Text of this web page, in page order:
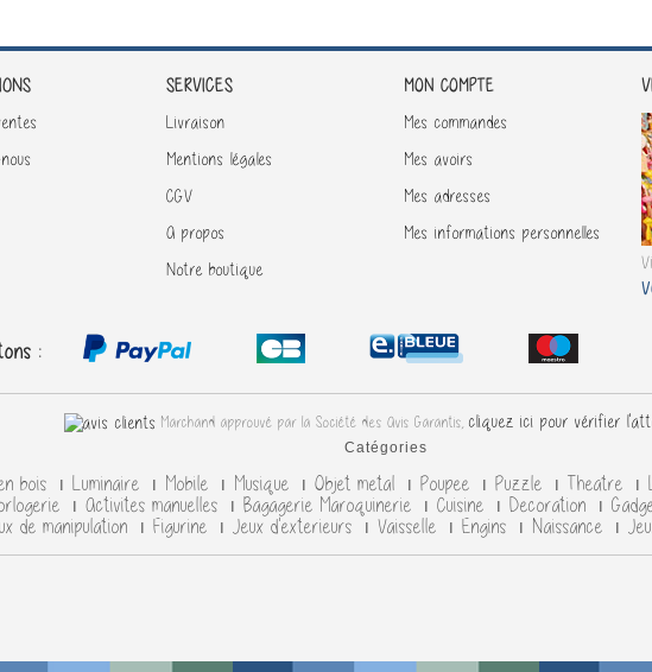
SERVICES
Livraison
Mentions légales
CGV
A propos
Notre boutique
MON COMPTE
Mes commandes
Mes avoirs
Mes adresses
Mes informations personnelles
:
Marchand approuvé par la Société des Avis Garantis, cliquez ici pour vérifier
Catégories
bois Luminaire Mobile Musique Objet metal Poupee Puzzle Theatre
Activites manuelles Bagagerie Maroquinerie Cuisine Decoration
de manipulation
Figurine Jeux d'exterieurs Vaisselle Engins Naissance